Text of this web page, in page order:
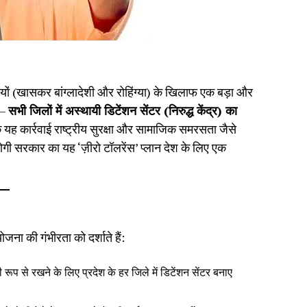
(खासकर बांग्लादेशी और रोहिंग्या) के खिलाफ एक बड़ा और
सभी जिलों में अस्थायी डिटेंशन सेंटर (निरुद्ध केंद्र) का
राष्ट्रीय सुरक्षा और सामाजिक समरसता जैसे
सरकार का यह ‘ज़ीरो टॉलरेंस’ प्लान देश के लिए एक
की गंभीरता को दर्शाते हैं:
रूप से रखने के लिए प्रदेश के हर जिले में डिटेंशन सेंटर बनाए